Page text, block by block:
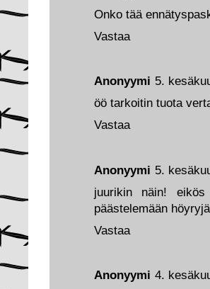
Anonyymi 4.
Anonyymi 5.
juurikin näin!
päästelemään
Vastaa
Anonyymi 5.
öö tarkoitin tuota
Vastaa
Onko tää
Vastaa